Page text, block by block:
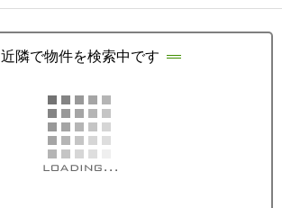
近隣で物件を検索中です